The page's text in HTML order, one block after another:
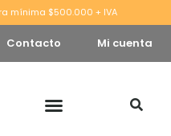
mínima $500.000 + IVA
Contacto Mi cuenta